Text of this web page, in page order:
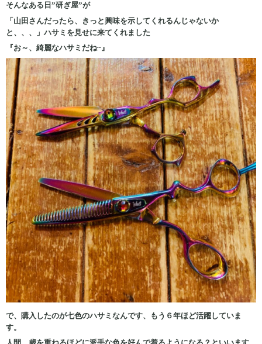
そんなある日”研ぎ屋”が
「山田さんだったら、きっと興味を示してくれるんじゃないか
と、、、」ハサミを見せに来てくれました
『お～、綺麗なハサミだね~』
で、購入したのが七色のハサミなんです、もう６年ほど活躍していま
す。